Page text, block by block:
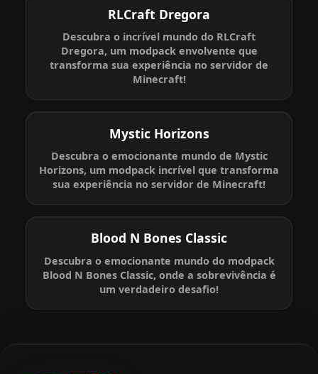
RLCraft Dregora
Descubra o incrível mundo do RLCraft
Dregora, um modpack envolvente que
transforma sua experiência no servidor de
Minecraft!
Mystic Horizons
Descubra o emocionante mundo de Mystic
Horizons, um modpack incrível que transforma
sua experiência no servidor de Minecraft!
Blood N Bones Classic
Descubra o emocionante mundo do modpack
Blood N Bones Classic, onde a sobrevivência é
um verdadeiro desafio!